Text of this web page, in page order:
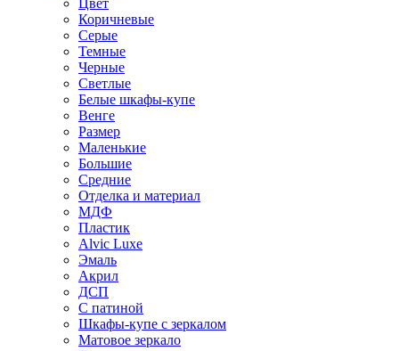
Цвет
Коричневые
Серые
Темные
Черные
Светлые
Белые шкафы-купе
Венге
Размер
Маленькие
Большие
Средние
Отделка и материал
МДФ
Пластик
Alvic Luxe
Эмаль
Акрил
ДСП
С патиной
Шкафы-купе с зеркалом
Матовое зеркало